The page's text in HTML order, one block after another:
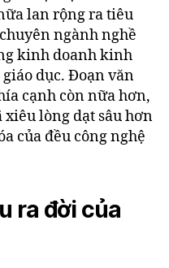
lan rộng ra tiêu
ngành nghề
kinh doanh kinh
dục. Đoạn văn
cạnh còn nữa hơn,
lòng dạt sâu hơn
của đều công nghệ
ra đời của